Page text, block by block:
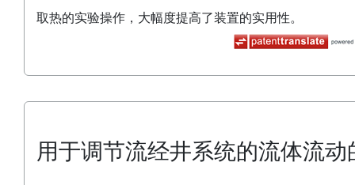
取热的实验操作，大幅度提高了装置的实用性。
用于调节流经井系统的流体流动